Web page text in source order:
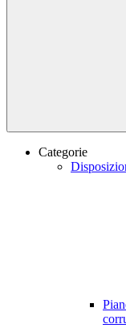
Categorie